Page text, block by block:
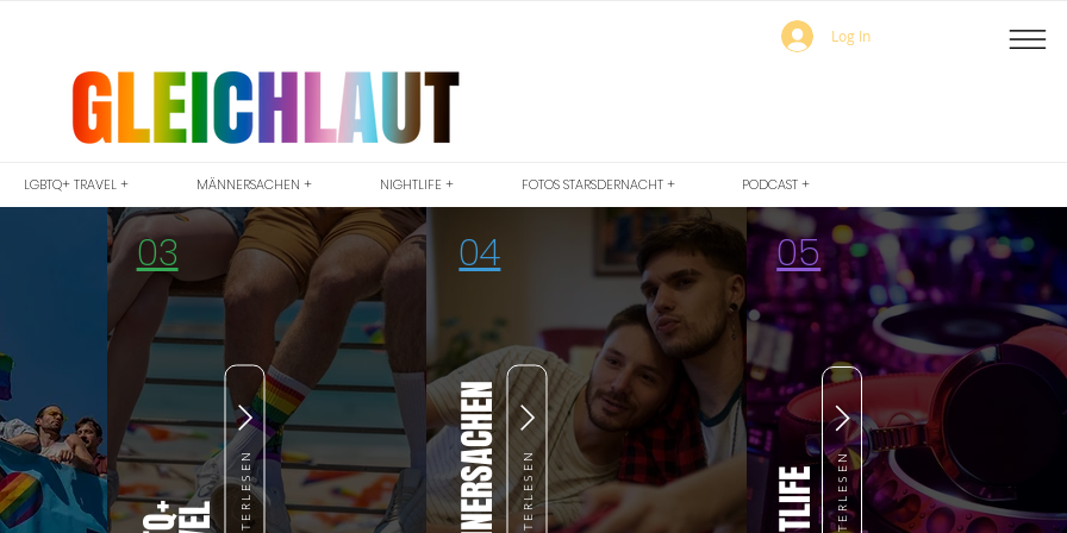
Log In
LGBTQ+ TRAVEL + MÄNNERSACHEN + NIGHTLIFE + FOTOS STARSDERNACHT + PODCAST +
03
WEITERLESEN
04
MÄNNERSACHENWEITERLESEN
05
WEITERLESEN